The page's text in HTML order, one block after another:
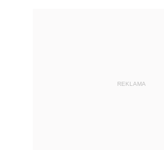
REKLAMA